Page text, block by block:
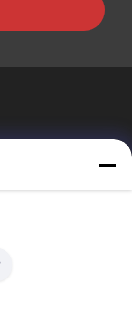
CO., LTD.